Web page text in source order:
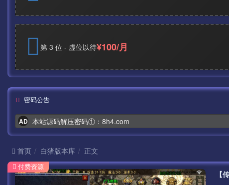
第 3 位 - 虚位以待¥100/月
密码公告
AD 本站源码解压密码①：8h4.com
首页 白猪版本库 正文
付费资源